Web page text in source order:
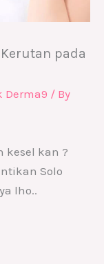
pada
Derma9 / By
kesel kan ?
Solo
lho..